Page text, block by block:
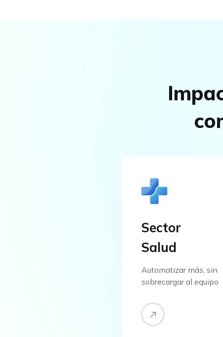
Sector
Salud
Automatizar más, sin
sobrecargar al equipo